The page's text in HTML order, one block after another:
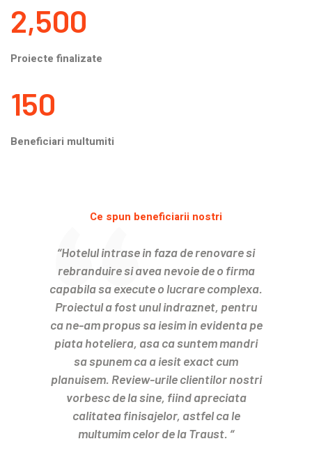
2,500
Proiecte finalizate
150
Beneficiari multumiti
Ce spun beneficiarii nostri
“Hotelul intrase in faza de renovare si
rebranduire si avea nevoie de o firma
capabila sa execute o lucrare complexa.
Proiectul a fost unul indraznet, pentru
ca ne-am propus sa iesim in evidenta pe
piata hoteliera, asa ca suntem mandri
sa spunem ca a iesit exact cum
planuisem. Review-urile clientilor nostri
vorbesc de la sine, fiind apreciata
calitatea finisajelor, astfel ca le
multumim celor de la Traust. “